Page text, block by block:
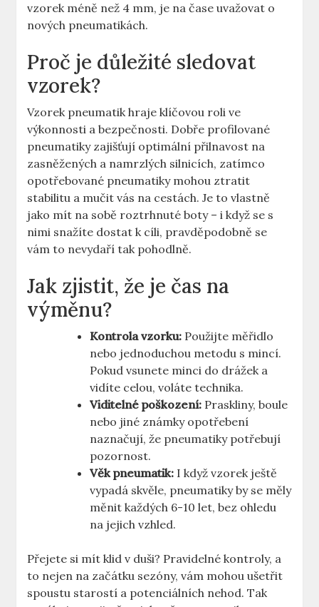
vzorek méně než 4 mm, je na čase uvažovat o
nových pneumatikách.
Proč je důležité sledovat
vzorek?
Vzorek pneumatik hraje klíčovou roli ve
výkonnosti a bezpečnosti. Dobře profilované
pneumatiky zajišťují optimální přilnavost na
zasněžených a namrzlých silnicích, zatímco
opotřebované pneumatiky mohou ztratit
stabilitu a mučit vás na cestách. Je to vlastně
jako mít na sobě roztrhnuté boty – i když se s
nimi snažíte dostat k cíli, pravděpodobně se
vám to nevydaří tak pohodlně.
Jak zjistit, že je čas na
výměnu?
Kontrola vzorku: Použijte měřidlo
nebo jednoduchou metodu s mincí.
Pokud vsunete minci do drážek a
vidíte celou, voláte technika.
Viditelné poškození: Praskliny, boule
nebo jiné známky opotřebení
naznačují, že pneumatiky potřebují
pozornost.
Věk pneumatik: I když vzorek ještě
vypadá skvěle, pneumatiky by se měly
měnit každých 6-10 let, bez ohledu
na jejich vzhled.
Přejete si mít klid v duši? Pravidelné kontroly, a
to nejen na začátku sezóny, vám mohou ušetřit
spoustu starostí a potenciálních nehod. Tak